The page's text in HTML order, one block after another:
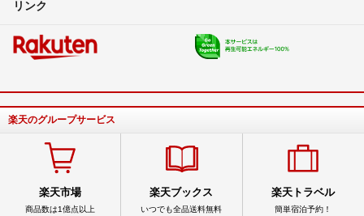
リンク
楽天のグループサービス
楽天市場
商品数は1億点以上
楽天ブックス
いつでも全品送料無料
楽天トラベル
簡単宿泊予約！